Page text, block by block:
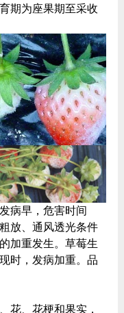
期为座果期至采收
病早，危害时间
放、通风透光条件
加重发生。草莓生
时，发病加重。品
花、花梗和果实，